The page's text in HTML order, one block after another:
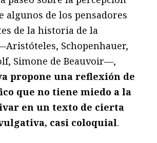
algunos de los pensadores
de la historia de la
Schopenhauer,
Simone de Beauvoir—,
propone una reflexión de
que no tiene miedo a la
en un texto de cierta
casi coloquial.